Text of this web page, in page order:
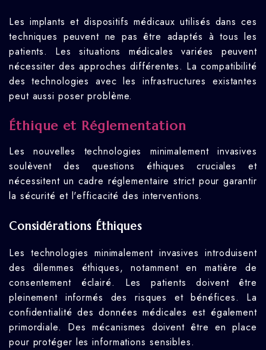
Les implants et dispositifs médicaux utilisés dans ces
techniques peuvent ne pas être adaptés à tous les
patients. Les situations médicales variées peuvent
nécessiter des approches différentes. La compatibilité
des technologies avec les infrastructures existantes
peut aussi poser problème.
Éthique et Réglementation
Les nouvelles technologies minimalement invasives
soulèvent des questions éthiques cruciales et
nécessitent un cadre réglementaire strict pour garantir
la sécurité et l'efficacité des interventions.
Considérations Éthiques
Les technologies minimalement invasives introduisent
des dilemmes éthiques, notamment en matière de
consentement éclairé. Les patients doivent être
pleinement informés des risques et bénéfices. La
confidentialité des données médicales est également
primordiale. Des mécanismes doivent être en place
pour protéger les informations sensibles.